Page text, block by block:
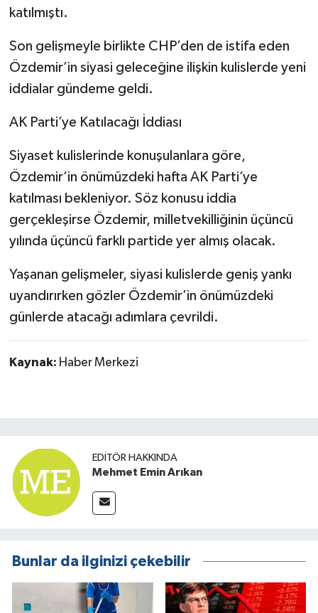
katılmıştı.
Son gelişmeyle birlikte CHP’den de istifa eden
Özdemir’in siyasi geleceğine ilişkin kulislerde yeni
iddialar gündeme geldi.
AK Parti’ye Katılacağı İddiası
Siyaset kulislerinde konuşulanlara göre,
Özdemir’in önümüzdeki hafta AK Parti’ye
katılması bekleniyor. Söz konusu iddia
gerçekleşirse Özdemir, milletvekilliğinin üçüncü
yılında üçüncü farklı partide yer almış olacak.
Yaşanan gelişmeler, siyasi kulislerde geniş yankı
uyandırırken gözler Özdemir’in önümüzdeki
günlerde atacağı adımlara çevrildi.
Kaynak: Haber Merkezi
EDITÖR HAKKINDA
Mehmet Emin Arıkan
Bunlar da ilginizi çekebilir